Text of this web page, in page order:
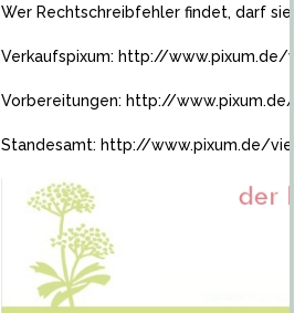
Wer Rechtschreibfehler findet, darf sie
Verkaufspixum: http://www.pixum.de/
Vorbereitungen: http://www.pixum.de/
Standesamt: http://www.pixum.de/